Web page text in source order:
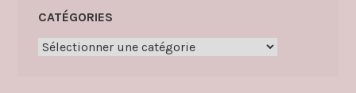
CATÉGORIES
Catégories